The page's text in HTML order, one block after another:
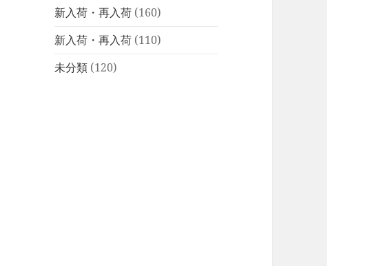
新入荷・再入荷 (160)
新入荷・再入荷 (110)
未分類 (120)